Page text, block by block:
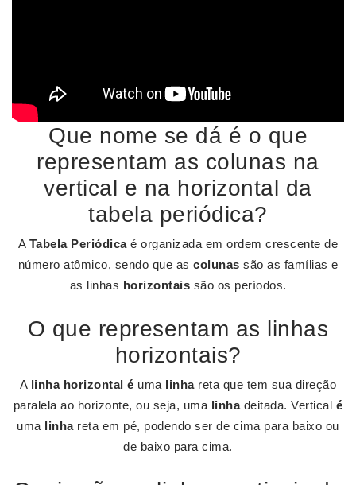
Que nome se dá é o que
representam as colunas na
vertical e na horizontal da
tabela periódica?
A Tabela Periódicaé organizada em ordem crescente de
número atômico, sendo que as colunas são as famílias e
as linhas horizontais são os períodos.
O que representam as linhas
horizontais?
A linha horizontal é uma linhareta que tem sua direção
paralela ao horizonte, ou seja, uma linhadeitada. Vertical é
uma linhareta em pé, podendo ser de cima para baixo ou
de baixo para cima.